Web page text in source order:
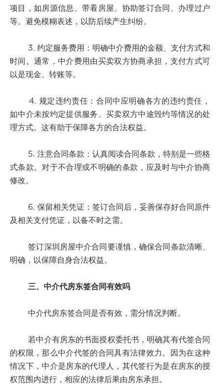
项目，如房源信息、带看房屋、协助签订合同、办理过户
等。避免模糊表述，以防后续产生纠纷。
3. 约定服务费用：明确中介费用的金额、支付方式和
时间。通常，中介费用由买卖双方协商承担，支付方式可
以是现金、转账等。
4. 规定违约责任：合同中应明确各方的违约责任，
如中介未按约定提供服务、买卖双方中途毁约等情况的处
理方式。这有助于保障各方的合法权益。
5. 注意合同条款：认真阅读合同条款，特别是一些格
式条款。对于不合理或不明确的条款，应及时与中介协商
修改。
6. 保留相关凭证：签订合同后，妥善保存好合同原件
及相关支付凭证，以备不时之需。
签订深圳房屋中介合同要谨慎，确保合同条款清晰、
明确，以保障自身合法权益。
三、中介代房东签合同有效吗
中介代房东签合同是否有效，需分情况判断。
若中介有房东的书面授权委托书，明确其有代签合同
的权限，那么中介代签的合同具有法律效力。因为在这种
情况下，中介是房东的代理人，其代签行为是在房东的授
权范围内进行，相应的法律后果由房东承担。